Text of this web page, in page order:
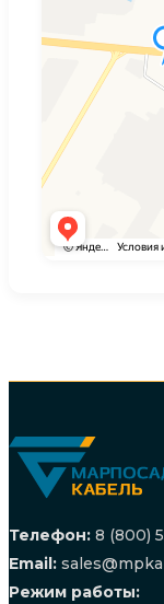
Телефон: 8 (800)
Email:
Режим работы: